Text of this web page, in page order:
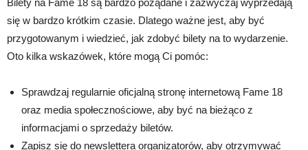
Bilety na Fame 18 są bardzo pożądane i zazwyczaj wyprzedają
się w bardzo krótkim czasie. Dlatego ważne jest, aby być
przygotowanym i wiedzieć, jak zdobyć bilety na to wydarzenie.
Oto kilka wskazówek, które mogą Ci pomóc:
Sprawdzaj regularnie oficjalną stronę internetową Fame 18
oraz media społecznościowe, aby być na bieżąco z
informacjami o sprzedaży biletów.
Zapisz się do newslettera organizatorów, aby otrzymywać